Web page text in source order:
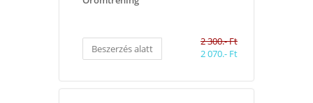
Beszerzés alatt
2 300.- Ft
2 070.- Ft